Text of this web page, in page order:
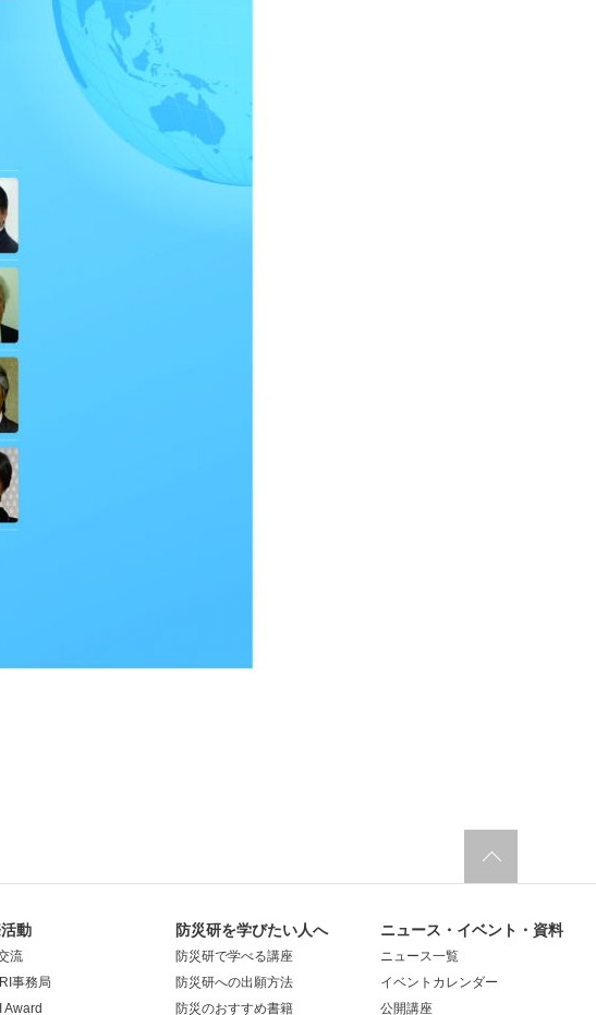
動
流
事務局
Award
防災研を学びたい人へ
防災研で学べる講座
防災研への出願方法
防災のおすすめ書籍
ニュース・イベント・資料
ニュース一覧
イベントカレンダー
公開講座